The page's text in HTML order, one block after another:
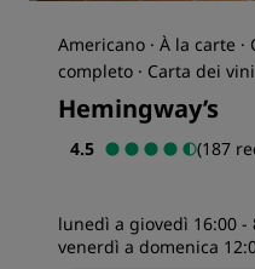
Americano · À la carte
completo · Carta dei vini
Hemingway’s
4.5 (187
lunedì a giovedì 16:00 -
venerdì a domenica